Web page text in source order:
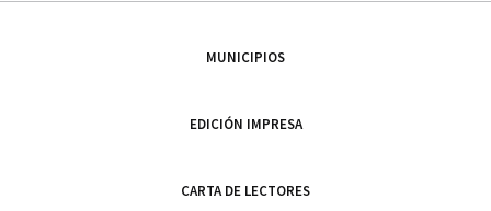
MUNICIPIOS
EDICIÓN IMPRESA
CARTA DE LECTORES